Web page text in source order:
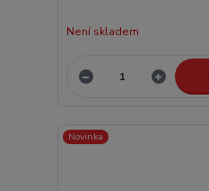
Není skladem
Novinka